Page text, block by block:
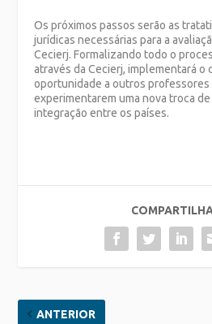
Os próximos passos serão as
jurídicas necessárias para a
Cecierj. Formalizando todo o
através da Cecierj, implementará o
oportunidade a outros
experimentarem uma nova troca
integração entre os países.
ANTERIOR